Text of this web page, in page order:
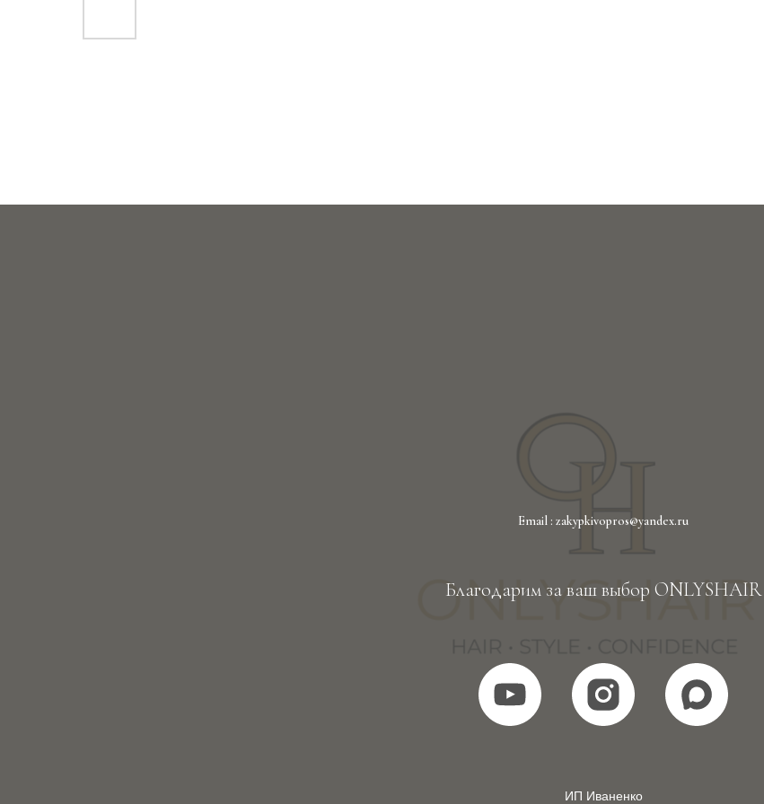
Email : zakypkivopros@yandex.ru
Благодарим за ваш выбор ONLYSHAIR
ИП Иваненко